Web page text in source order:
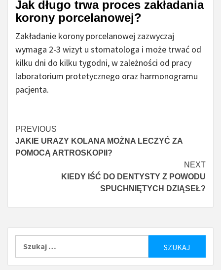
Jak długo trwa proces zakładania
korony porcelanowej?
Zakładanie korony porcelanowej zazwyczaj
wymaga 2-3 wizyt u stomatologa i może trwać od
kilku dni do kilku tygodni, w zależności od pracy
laboratorium protetycznego oraz harmonogramu
pacjenta.
Czytaj
więcej
PREVIOUS
JAKIE URAZY KOLANA MOŻNA LECZYĆ ZA
POMOCĄ ARTROSKOPII?
NEXT
KIEDY IŚĆ DO DENTYSTY Z POWODU
SPUCHNIĘTYCH DZIĄSEŁ?